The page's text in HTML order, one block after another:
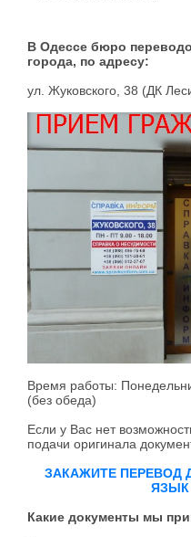
В Одессе бюро
города, по адресу:
ул. Жуковского, 38 (ДК
Время работы:
(без обеда)
Если у Вас нет
подачи оригинала
ЗАКАЖИТЕ ПЕРЕВОД
ЯЗЫК
Какие документы мы